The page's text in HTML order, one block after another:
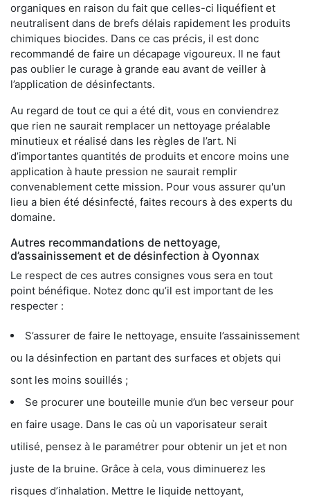
organiques en raison du fait que celles-ci liquéfient et
neutralisent dans de brefs délais rapidement les produits
chimiques biocides. Dans ce cas précis, il est donc
recommandé de faire un décapage vigoureux. Il ne faut
pas oublier le curage à grande eau avant de veiller à
l’application de désinfectants.
Au regard de tout ce qui a été dit, vous en conviendrez
que rien ne saurait remplacer un nettoyage préalable
minutieux et réalisé dans les règles de l’art. Ni
d’importantes quantités de produits et encore moins une
application à haute pression ne saurait remplir
convenablement cette mission. Pour vous assurer qu'un
lieu a bien été désinfecté, faites recours à des experts du
domaine.
Autres recommandations de nettoyage,
d’assainissement et de désinfection à Oyonnax
Le respect de ces autres consignes vous sera en tout
point bénéfique. Notez donc qu’il est important de les
respecter :
S’assurer de faire le nettoyage, ensuite l’assainissement
ou la désinfection en partant des surfaces et objets qui
sont les moins souillés ;
Se procurer une bouteille munie d’un bec verseur pour
en faire usage. Dans le cas où un vaporisateur serait
utilisé, pensez à le paramétrer pour obtenir un jet et non
juste de la bruine. Grâce à cela, vous diminuerez les
risques d’inhalation. Mettre le liquide nettoyant,